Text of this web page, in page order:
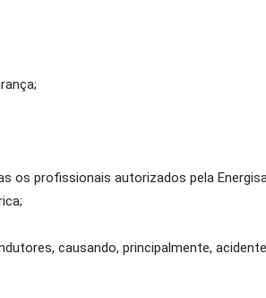
os profissionais autorizados pela
causando, principalmente,